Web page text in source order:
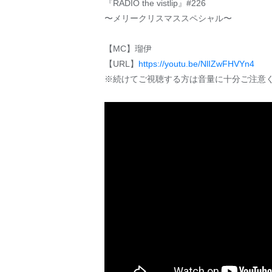
『RADIO the vistlip』#226
〜メリークリスマススペシャル〜
【MC】瑠伊
【URL】 https://youtu.be/NlIZwFHVYn4
※続けてご視聴する方は音量に十分ご注意